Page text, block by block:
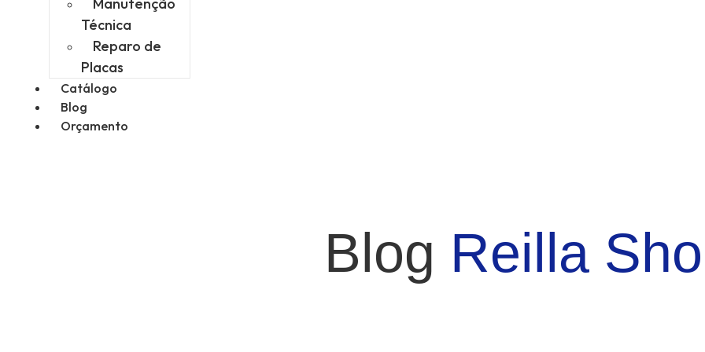
Manutenção
Técnica
Reparo de
Placas
Catálogo
Blog
Orçamento
Blog Reilla